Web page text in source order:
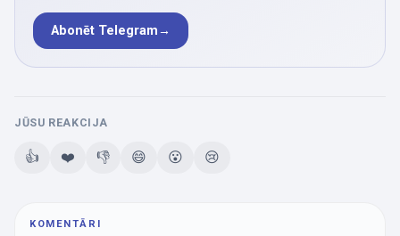
Abonēt Telegram→
JŪSU REAKCIJA
👍 ❤️ 👎 😄 😮 😢
KOMENTĀRI